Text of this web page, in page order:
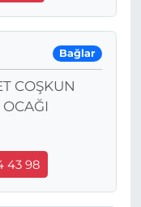
Bağlar
COŞKUN
43 98